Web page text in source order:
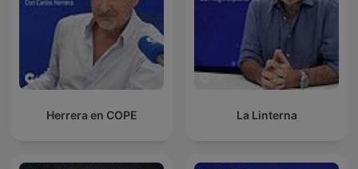
Herrera en COPE La Linterna